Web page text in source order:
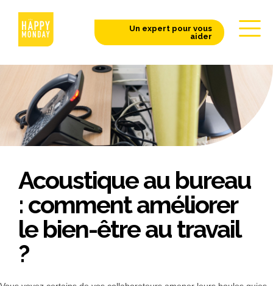
Un expert pour vous
aider
Acoustique au bureau
: comment améliorer
le bien-être au travail
?